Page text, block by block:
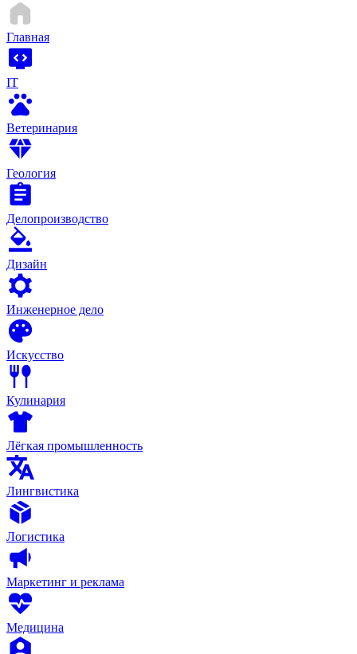
Главная
IT
Ветеринария
Геология
Делопроизводство
Дизайн
Инженерное дело
Искусство
Кулинария
Лёгкая промышленность
Лингвистика
Логистика
Маркетинг и реклама
Медицина